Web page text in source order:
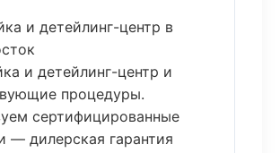
и детейлинг-центр в
и детейлинг-центр и
процедуры.
сертифицированные
— дилерская гарантия